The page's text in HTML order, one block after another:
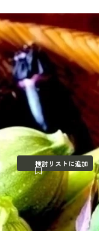
検討リストに追加